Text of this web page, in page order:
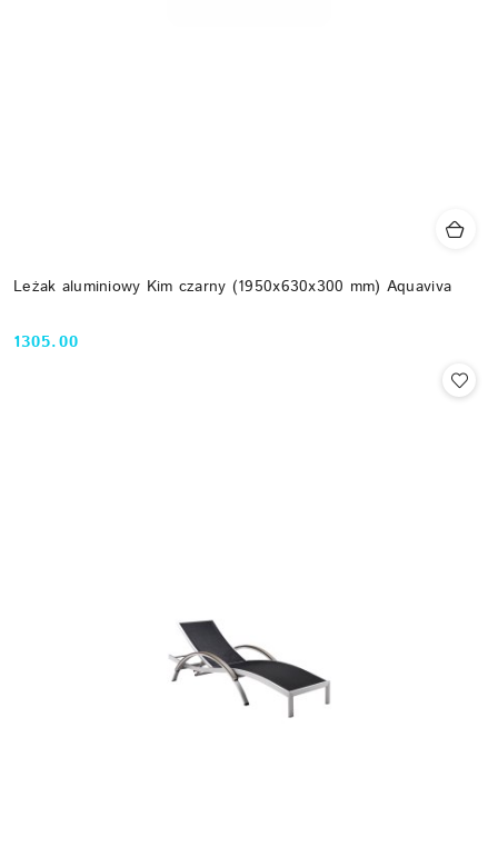
Leżak aluminiowy Kim czarny (1950x630x300 mm) Aquaviva
Cena:
1305.00